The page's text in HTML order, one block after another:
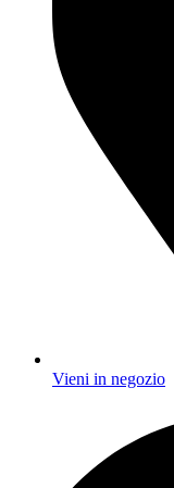
Vieni in negozio